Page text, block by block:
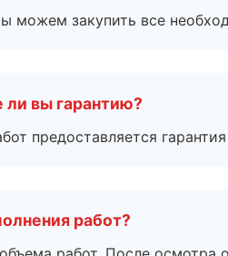
можем закупить все
ли вы гарантию?
предоставляется
работ?